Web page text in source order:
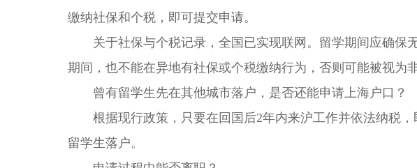
缴纳社保和个税，即可提交申请。
关于社保与个税记录，全国已实现联网。留学期间应确保
期间，也不能在异地有社保或个税缴纳行为，否则可能被视为
曾有留学生先在其他城市落户，是否还能申请上海户口？
根据现行政策，只要在回国后2年内来沪工作并依法纳税，
留学生落户。